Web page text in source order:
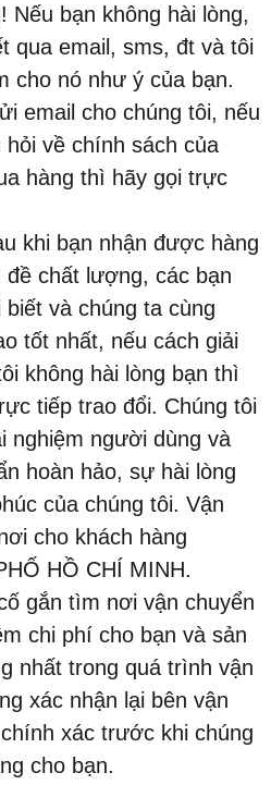
Nếu bạn không hài lòng,
qua email, sms, đt và tôi
cho nó như ý của bạn.
email cho chúng tôi, nếu
hỏi về chính sách của
hàng thì hãy gọi trực
khi bạn nhận được hàng
đề chất lượng, các bạn
biết và chúng ta cùng
tốt nhất, nếu cách giải
không hài lòng bạn thì
tiếp trao đổi. Chúng tôi
nghiệm người dùng và
hoàn hảo, sự hài lòng
của chúng tôi. Vận
cho khách hàng
HỒ CHÍ MINH.
gắn tìm nơi vận chuyển
chi phí cho bạn và sản
nhất trong quá trình vận
xác nhận lại bên vận
xác trước khi chúng
cho bạn.